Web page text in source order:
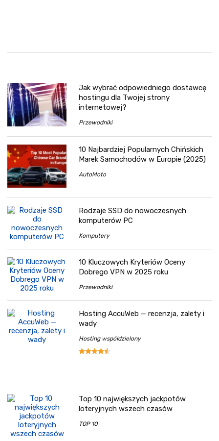
Jak wybrać odpowiedniego dostawcę
hostingu dla Twojej strony
internetowej?
Przewodniki
10 Najbardziej Popularnych Chińskich
Marek Samochodów w Europie (2025)
AutoMoto
Rodzaje SSD do nowoczesnych
komputerów PC
Komputery
10 Kluczowych Kryteriów Oceny
Dobrego VPN w 2025 roku
Przewodniki
Hosting AccuWeb — recenzja, zalety i
wady
Hosting współdzielony
Top 10 największych jackpotów
loteryjnych wszech czasów
TOP 10